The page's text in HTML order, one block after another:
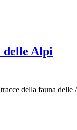
delle Alpi
della fauna delle